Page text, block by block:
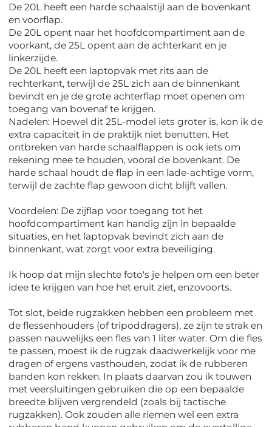
De 20L heeft een harde schaalstijl aan de bovenkant
en voorflap.
De 20L opent naar het hoofdcompartiment aan de
voorkant, de 25L opent aan de achterkant en je
linkerzijde.
De 20L heeft een laptopvak met rits aan de
rechterkant, terwijl de 25L zich aan de binnenkant
bevindt en je de grote achterflap moet openen om
toegang van bovenaf te krijgen.
Nadelen: Hoewel dit 25L-model iets groter is, kon ik de
extra capaciteit in de praktijk niet benutten. Het
ontbreken van harde schaalflappen is ook iets om
rekening mee te houden, vooral de bovenkant. De
harde schaal houdt de flap in een lade-achtige vorm,
terwijl de zachte flap gewoon dicht blijft vallen.
Voordelen: De zijflap voor toegang tot het
hoofdcompartiment kan handig zijn in bepaalde
situaties, en het laptopvak bevindt zich aan de
binnenkant, wat zorgt voor extra beveiliging.
Ik hoop dat mijn slechte foto's je helpen om een beter
idee te krijgen van hoe het eruit ziet, enzovoorts.
Tot slot, beide rugzakken hebben een probleem met
de flessenhouders (of tripoddragers), ze zijn te strak en
passen nauwelijks een fles van 1 liter water. Om die fles
te passen, moest ik de rugzak daadwerkelijk voor me
dragen of ergens vasthouden, zodat ik de rubberen
banden kon rekken. In plaats daarvan zou ik touwen
met veersluitingen gebruiken die op een bepaalde
breedte blijven vergrendeld (zoals bij tactische
rugzakken). Ook zouden alle riemen wel een extra